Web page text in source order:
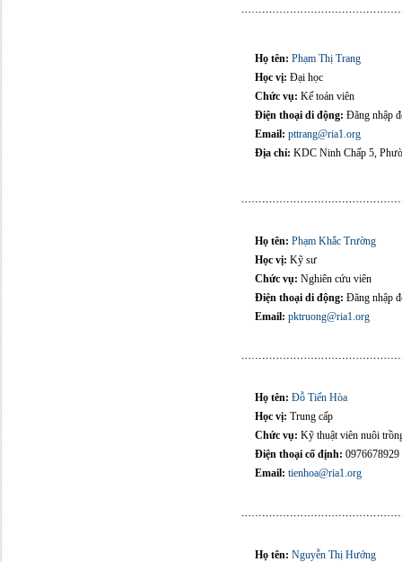
Họ tên: Phạm Thị Trang
Học vị: Đại học
Chức vụ: Kế toán viên
Điện thoại di động: Đăng nhập
Email: pttrang@ria1.org
Địa chỉ: KDC Ninh Chấp 5,
Họ tên: Phạm Khắc Trường
Học vị: Kỹ sư
Chức vụ: Nghiên cứu viên
Điện thoại di động: Đăng nhập
Email: pktruong@ria1.org
Họ tên: Đỗ Tiến Hòa
Học vị: Trung cấp
Chức vụ: Kỹ thuật viên nuôi
Điện thoại cố định: 0976678929
Email: tienhoa@ria1.org
Họ tên: Nguyễn Thị Hướng